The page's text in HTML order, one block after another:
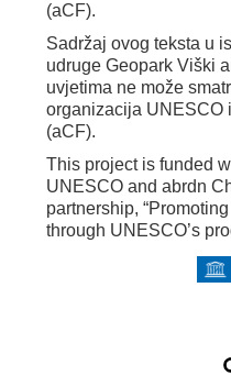
(aCF).‍
Sadržaj ovog teksta u
udruge Geopark Viški
uvjetima ne može
organizacija UNESCO
(aCF).‍
This project is funded
UNESCO and abrdn
partnership,
through UNESCO’s